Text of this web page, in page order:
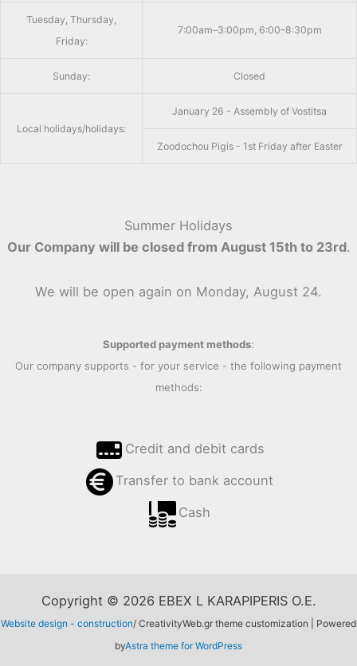
Tuesday, Thursday,
Friday:
7:00am–3:00pm, 6:00–8:30pm
Sunday: Closed
Local holidays/holidays:
January 26 - Assembly of Vostitsa
Zoodochou Pigis - 1st Friday after Easter
Summer Holidays
Our Company will be closed from August 15th to 23rd.
We will be open again on Monday, August 24.
Supported payment methods:
Our company supports - for your service - the following payment
methods:
Credit and debit cards
Transfer to bank account
Cash
Copyright © 2026 EBEX L KARAPIPERIS O.E.
Website design - construction/ CreativityWeb.gr theme customization | Powered
byAstra theme for WordPress